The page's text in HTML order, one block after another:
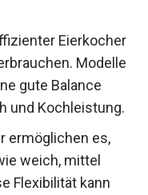
Eierkocher
Modelle
gute Balance
und Kochleistung.
ermöglichen es,
weich, mittel
Flexibilität kann